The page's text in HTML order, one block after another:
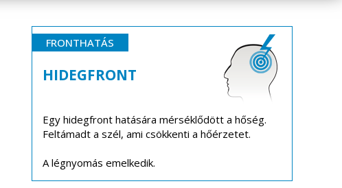
FRONTHATÁS
HIDEGFRONT
Egy hidegfront hatására mérséklődött a hőség.
Feltámadt a szél, ami csökkenti a hőérzetet.
A légnyomás emelkedik.